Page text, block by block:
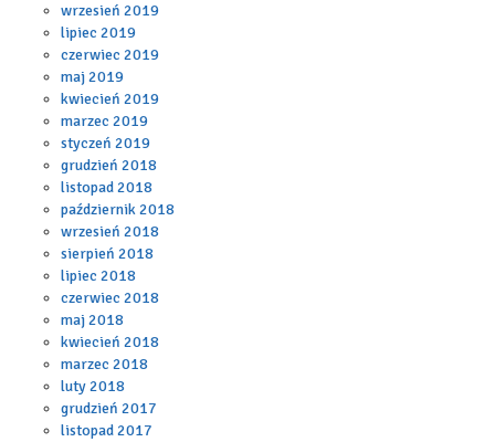
wrzesień 2019
lipiec 2019
czerwiec 2019
maj 2019
kwiecień 2019
marzec 2019
styczeń 2019
grudzień 2018
listopad 2018
październik 2018
wrzesień 2018
sierpień 2018
lipiec 2018
czerwiec 2018
maj 2018
kwiecień 2018
marzec 2018
luty 2018
grudzień 2017
listopad 2017